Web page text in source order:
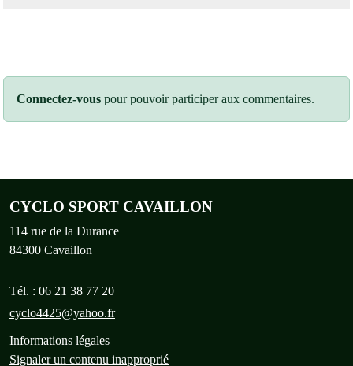
Connectez-vous pour pouvoir participer aux commentaires.
CYCLO SPORT CAVAILLON
114 rue de la Durance
84300 Cavaillon
Tél. : 06 21 38 77 20
cyclo4425@yahoo.fr
Informations légales
Signaler un contenu inapproprié